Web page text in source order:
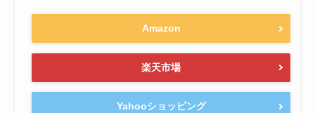
Amazon
楽天市場
Yahooショッピング